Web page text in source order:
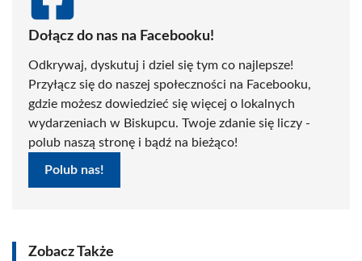
Dołącz do nas na Facebooku!
Odkrywaj, dyskutuj i dziel się tym co najlepsze!
Przyłącz się do naszej społeczności na Facebooku,
gdzie możesz dowiedzieć się więcej o lokalnych
wydarzeniach w Biskupcu. Twoje zdanie się liczy -
polub naszą stronę i bądź na bieżąco!
Polub nas!
Zobacz Także